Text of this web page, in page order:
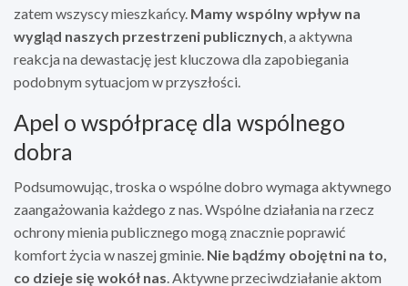
zatem wszyscy mieszkańcy. Mamy wspólny wpływ na
wygląd naszych przestrzeni publicznych , a aktywna
reakcja na dewastację jest kluczowa dla zapobiegania
podobnym sytuacjom w przyszłości.
Apel o współpracę dla wspólnego
dobra
Podsumowując, troska o wspólne dobro wymaga aktywnego
zaangażowania każdego z nas. Wspólne działania na rzecz
ochrony mienia publicznego mogą znacznie poprawić
komfort życia w naszej gminie. Nie bądźmy obojętni na to,
co dzieje się wokół nas . Aktywne przeciwdziałanie aktom